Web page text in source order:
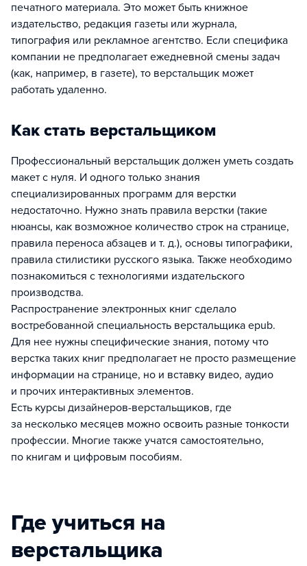
печатного материала. Это может быть книжное
издательство, редакция газеты или журнала,
типография или рекламное агентство. Если специфика
компании не предполагает ежедневной смены задач
(как, например, в газете), то верстальщик может
работать удаленно.
Как стать верстальщиком
Профессиональный верстальщик должен уметь создать
макет с нуля. И одного только знания
специализированных программ для верстки
недостаточно. Нужно знать правила верстки (такие
нюансы, как возможное количество строк на странице,
правила переноса абзацев и т. д.), основы типографики,
правила стилистики русского языка. Также необходимо
познакомиться с технологиями издательского
производства.
Распространение электронных книг сделало
востребованной специальность верстальщика epub.
Для нее нужны специфические знания, потому что
верстка таких книг предполагает не просто размещение
информации на странице, но и вставку видео, аудио
и прочих интерактивных элементов.
Есть курсы дизайнеров-верстальщиков, где
за несколько месяцев можно освоить разные тонкости
профессии. Многие также учатся самостоятельно,
по книгам и цифровым пособиям.
Где учиться на
верстальщика